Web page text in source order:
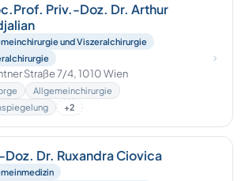
Priv.-Doz. Dr. Arthur
und Viszeralchirurgie
Straße 7/4, 1010 Wien
Allgemeinchirurgie
+2
Doz. Dr. Ruxandra Ciovica